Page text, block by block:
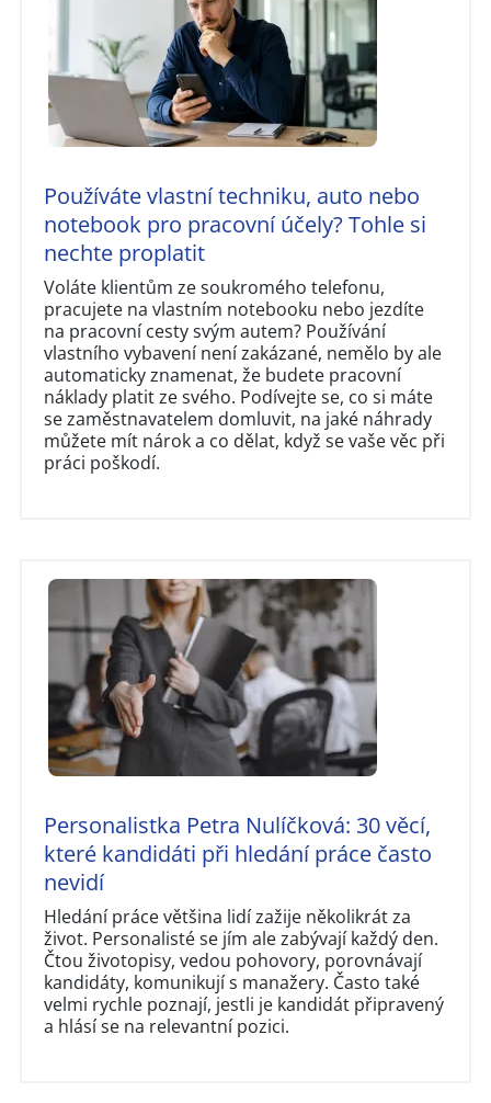
Používáte vlastní techniku, auto nebo
notebook pro pracovní účely? Tohle si
nechte proplatit
Voláte klientům ze soukromého telefonu,
pracujete na vlastním notebooku nebo jezdíte
na pracovní cesty svým autem? Používání
vlastního vybavení není zakázané, nemělo by ale
automaticky znamenat, že budete pracovní
náklady platit ze svého. Podívejte se, co si máte
se zaměstnavatelem domluvit, na jaké náhrady
můžete mít nárok a co dělat, když se vaše věc při
práci poškodí.
Personalistka Petra Nulíčková: 30 věcí,
které kandidáti při hledání práce často
nevidí
Hledání práce většina lidí zažije několikrát za
život. Personalisté se jím ale zabývají každý den.
Čtou životopisy, vedou pohovory, porovnávají
kandidáty, komunikují s manažery. Často také
velmi rychle poznají, jestli je kandidát připravený
a hlásí se na relevantní pozici.